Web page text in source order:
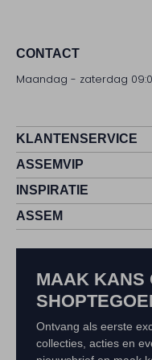
CONTACT
Maandag - zaterdag
KLANTENSERVICE
ASSEMVIP
INSPIRATIE
ASSEM
MAAK KANS
Ontvang als eerste
collecties, acties en